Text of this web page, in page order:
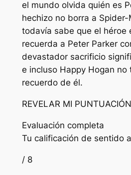
el mundo olvida quién es
hechizo no borra a
todavía sabe que el héroe
recuerda a Peter Parker
devastador sacrificio
e incluso Happy Hogan no
recuerdo de él.
REVELAR MI
Evaluación completa
Tu calificación de sentido
/ 8